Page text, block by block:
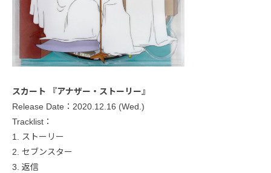
スカート 『アナザー・ストーリー』
Release Date：2020.12.16 (Wed.)
Tracklist：
1. ストーリー
2. セブンスター
3. 返信